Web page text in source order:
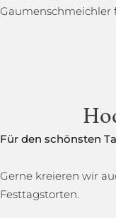
Gaumenschmeichler
Für den schönsten
Gerne kreieren wir
Festtagstorten.